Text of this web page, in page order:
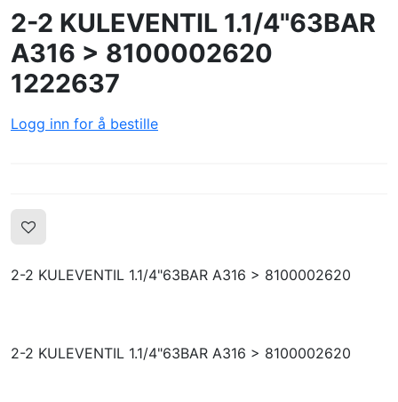
2-2 KULEVENTIL 1.1/4"63BAR
A316 > 8100002620
1222637
Logg inn for å bestille
2-2 KULEVENTIL 1.1/4"63BAR A316 > 8100002620
2-2 KULEVENTIL 1.1/4"63BAR A316 > 8100002620